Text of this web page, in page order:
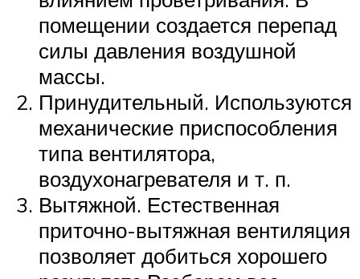
помещении создается перепад
силы давления воздушной
массы.
Принудительный. Используются
механические приспособления
типа вентилятора,
воздухонагревателя и т. п.
Вытяжной. Естественная
приточно-вытяжная вентиляция
позволяет добиться хорошего